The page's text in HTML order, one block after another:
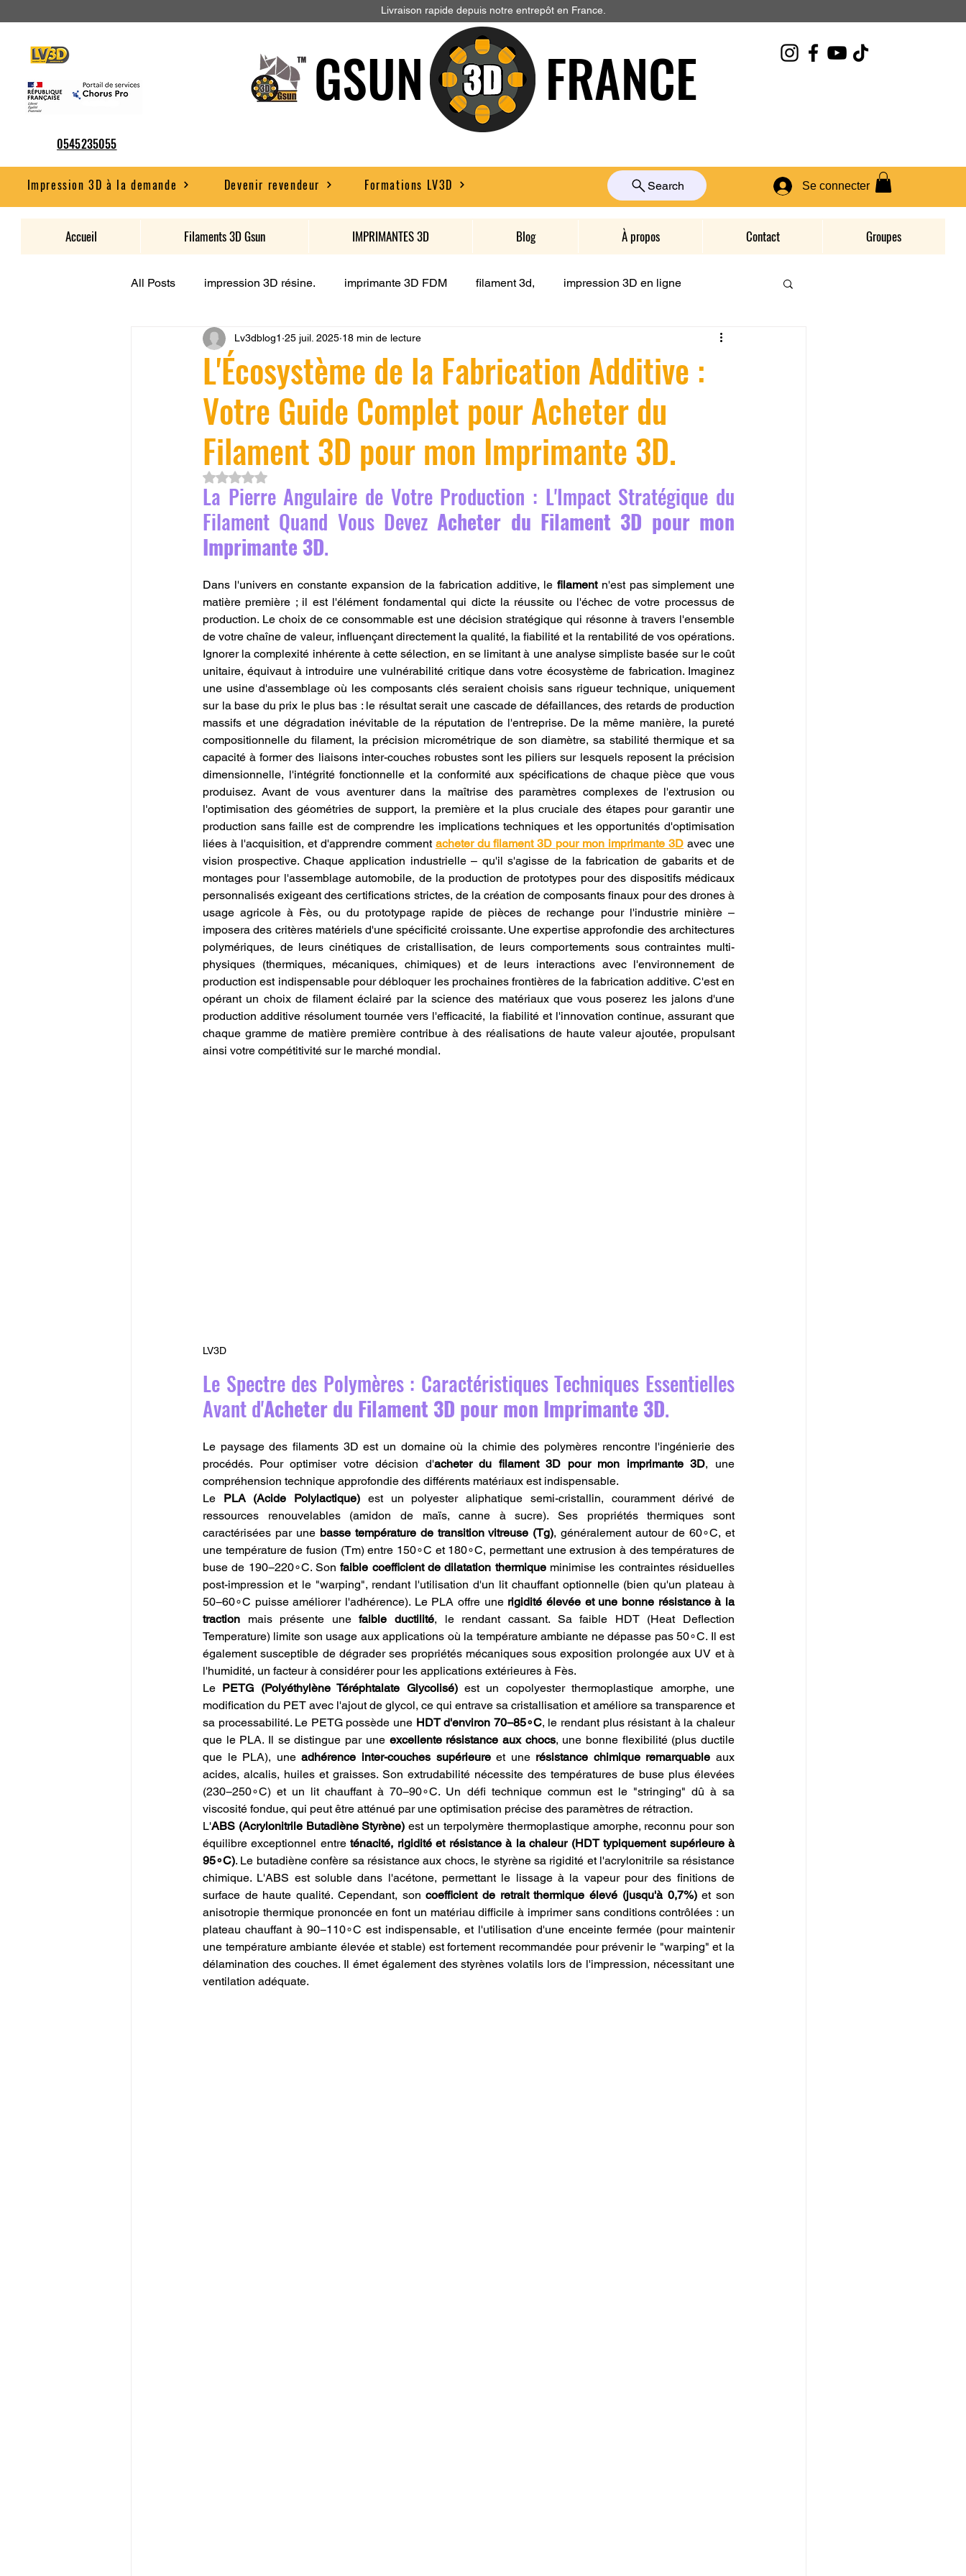
Livraison rapide depuis notre entrepôt en France.
0545235055
GSUN FRANCE
Impression 3D à la demande Devenir revendeur Formations LV3D Se connecter
Search
Accueil Filaments 3D Gsun IMPRIMANTES 3D Blog À propos Contact Groupes
All Posts impression 3D résine. imprimante 3D FDM filament 3d, impression 3D en ligne
CONCESSION LV3D JEU LV3D Formation
SCANNER 3D Formation à l'impression 3D CPF impression 3D à la demande Formation 3D en ligne.
filament 3D Refaire une piece en 3D Filament PETG Filament ABS
Entretien imprimante 3D postraitement SNAPMAKER CRÉALITY SPARK X I7 CREALITY
L'Écosystème de la Fabrication Additive :
Votre Guide Complet pour Acheter du
Filament 3D pour mon Imprimante 3D.
Lv3dblog1 25 juil. 2025 18 min de lecture
Noté NaN étoiles sur 5.
La Pierre Angulaire de Votre Production : L'Impact Stratégique du
Filament Quand Vous Devez Acheter du Filament 3D pour mon
Imprimante 3D.
Dans l'univers en constante expansion de la fabrication additive, le filament n'est pas simplement une
matière première ; il est l'élément fondamental qui dicte la réussite ou l'échec de votre processus de
production. Le choix de ce consommable est une décision stratégique qui résonne à travers l'ensemble
de votre chaîne de valeur, influençant directement la qualité, la fiabilité et la rentabilité de vos opérations.
Ignorer la complexité inhérente à cette sélection, en se limitant à une analyse simpliste basée sur le coût
unitaire, équivaut à introduire une vulnérabilité critique dans votre écosystème de fabrication. Imaginez
une usine d'assemblage où les composants clés seraient choisis sans rigueur technique, uniquement
sur la base du prix le plus bas : le résultat serait une cascade de défaillances, des retards de production
massifs et une dégradation inévitable de la réputation de l'entreprise. De la même manière, la pureté
compositionnelle du filament, la précision micrométrique de son diamètre, sa stabilité thermique et sa
capacité à former des liaisons inter-couches robustes sont les piliers sur lesquels reposent la précision
dimensionnelle, l'intégrité fonctionnelle et la conformité aux spécifications de chaque pièce que vous
produisez. Avant de vous aventurer dans la maîtrise des paramètres complexes de l'extrusion ou
l'optimisation des géométries de support, la première et la plus cruciale des étapes pour garantir une
production sans faille est de comprendre les implications techniques et les opportunités d'optimisation
liées à l'acquisition, et d'apprendre comment acheter du filament 3D pour mon imprimante 3D avec une
vision prospective. Chaque application industrielle – qu'il s'agisse de la fabrication de gabarits et de
montages pour l'assemblage automobile, de la production de prototypes pour des dispositifs médicaux
personnalisés exigeant des certifications strictes, de la création de composants finaux pour des drones à
usage agricole à Fès, ou du prototypage rapide de pièces de rechange pour l'industrie minière –
imposera des critères matériels d'une spécificité croissante. Une expertise approfondie des architectures
polymériques, de leurs cinétiques de cristallisation, de leurs comportements sous contraintes multi-
physiques (thermiques, mécaniques, chimiques) et de leurs interactions avec l'environnement de
production est indispensable pour débloquer les prochaines frontières de la fabrication additive. C'est en
opérant un choix de filament éclairé par la science des matériaux que vous poserez les jalons d'une
production additive résolument tournée vers l'efficacité, la fiabilité et l'innovation continue, assurant que
chaque gramme de matière première contribue à des réalisations de haute valeur ajoutée, propulsant
ainsi votre compétitivité sur le marché mondial.
LV3D
Le Spectre des Polymères : Caractéristiques Techniques Essentielles
Avant d'Acheter du Filament 3D pour mon Imprimante 3D.
Le paysage des filaments 3D est un domaine où la chimie des polymères rencontre l'ingénierie des
procédés. Pour optimiser votre décision d'acheter du filament 3D pour mon imprimante 3D, une
compréhension technique approfondie des différents matériaux est indispensable.
Le PLA (Acide Polylactique) est un polyester aliphatique semi-cristallin, couramment dérivé de
ressources renouvelables (amidon de maïs, canne à sucre). Ses propriétés thermiques sont
caractérisées par une basse température de transition vitreuse (Tg), généralement autour de 60∘C, et
une température de fusion (Tm) entre 150∘C et 180∘C, permettant une extrusion à des températures de
buse de 190−220∘C. Son faible coefficient de dilatation thermique minimise les contraintes résiduelles
post-impression et le "warping", rendant l'utilisation d'un lit chauffant optionnelle (bien qu'un plateau à
50−60∘C puisse améliorer l'adhérence). Le PLA offre une rigidité élevée et une bonne résistance à la
traction mais présente une faible ductilité, le rendant cassant. Sa faible HDT (Heat Deflection
Temperature) limite son usage aux applications où la température ambiante ne dépasse pas 50∘C. Il est
également susceptible de dégrader ses propriétés mécaniques sous exposition prolongée aux UV et à
l'humidité, un facteur à considérer pour les applications extérieures à Fès.
Le PETG (Polyéthylène Téréphtalate Glycolisé) est un copolyester thermoplastique amorphe, une
modification du PET avec l'ajout de glycol, ce qui entrave sa cristallisation et améliore sa transparence et
sa processabilité. Le PETG possède une HDT d'environ 70−85∘C, le rendant plus résistant à la chaleur
que le PLA. Il se distingue par une excellente résistance aux chocs, une bonne flexibilité (plus ductile
que le PLA), une adhérence inter-couches supérieure et une résistance chimique remarquable aux
acides, alcalis, huiles et graisses. Son extrudabilité nécessite des températures de buse plus élevées
(230−250∘C) et un lit chauffant à 70−90∘C. Un défi technique commun est le "stringing" dû à sa
viscosité fondue, qui peut être atténué par une optimisation précise des paramètres de rétraction.
L'ABS (Acrylonitrile Butadiène Styrène) est un terpolymère thermoplastique amorphe, reconnu pour son
équilibre exceptionnel entre ténacité, rigidité et résistance à la chaleur (HDT typiquement supérieure à
95∘C). Le butadiène confère sa résistance aux chocs, le styrène sa rigidité et l'acrylonitrile sa résistance
chimique. L'ABS est soluble dans l'acétone, permettant le lissage à la vapeur pour des finitions de
surface de haute qualité. Cependant, son coefficient de retrait thermique élevé (jusqu'à 0,7%) et son
anisotropie thermique prononcée en font un matériau difficile à imprimer sans conditions contrôlées : un
plateau chauffant à 90−110∘C est indispensable, et l'utilisation d'une enceinte fermée (pour maintenir
une température ambiante élevée et stable) est fortement recommandée pour prévenir le "warping" et la
délamination des couches. Il émet également des styrènes volatils lors de l'impression, nécessitant une
ventilation adéquate.